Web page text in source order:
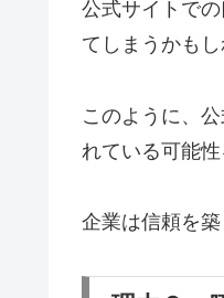
公式サイトで
てしまうかもし
このように、
れている可能
企業は信頼を